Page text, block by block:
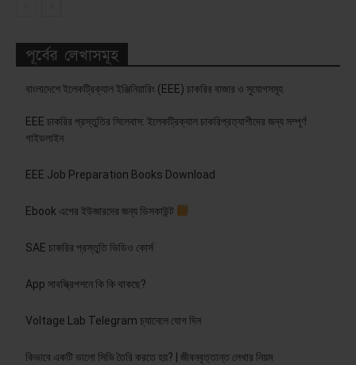
পূর্বের লেখাসমূহ
বাংলাদেশে ইলেকট্রিক্যাল ইঞ্জিনিয়ারিং (EEE) চাকরির বাজার ও সুযোগসমূহ
EEE চাকরির প্রস্তুতির সিলেবাস: ইলেকট্রিক্যাল চাকরিপ্রত্যাশীদের জন্য সম্পূর্ণ
গাইডলাইন
EEE Job Preparation Books Download
Ebook এপের ইউজারদের জন্য ডিসকাউন্ট
SAE চাকরির প্রস্তুতি ভিডিও কোর্স
App সাবস্ক্রিপশনে কি কি থাকছে?
Voltage Lab Telegram চ্যানেলে যোগ দিন
কিভাবে একটি ভালো সিভি তৈরি করতে হয়? | জীবনবৃত্তান্ত লেখার নিয়ম